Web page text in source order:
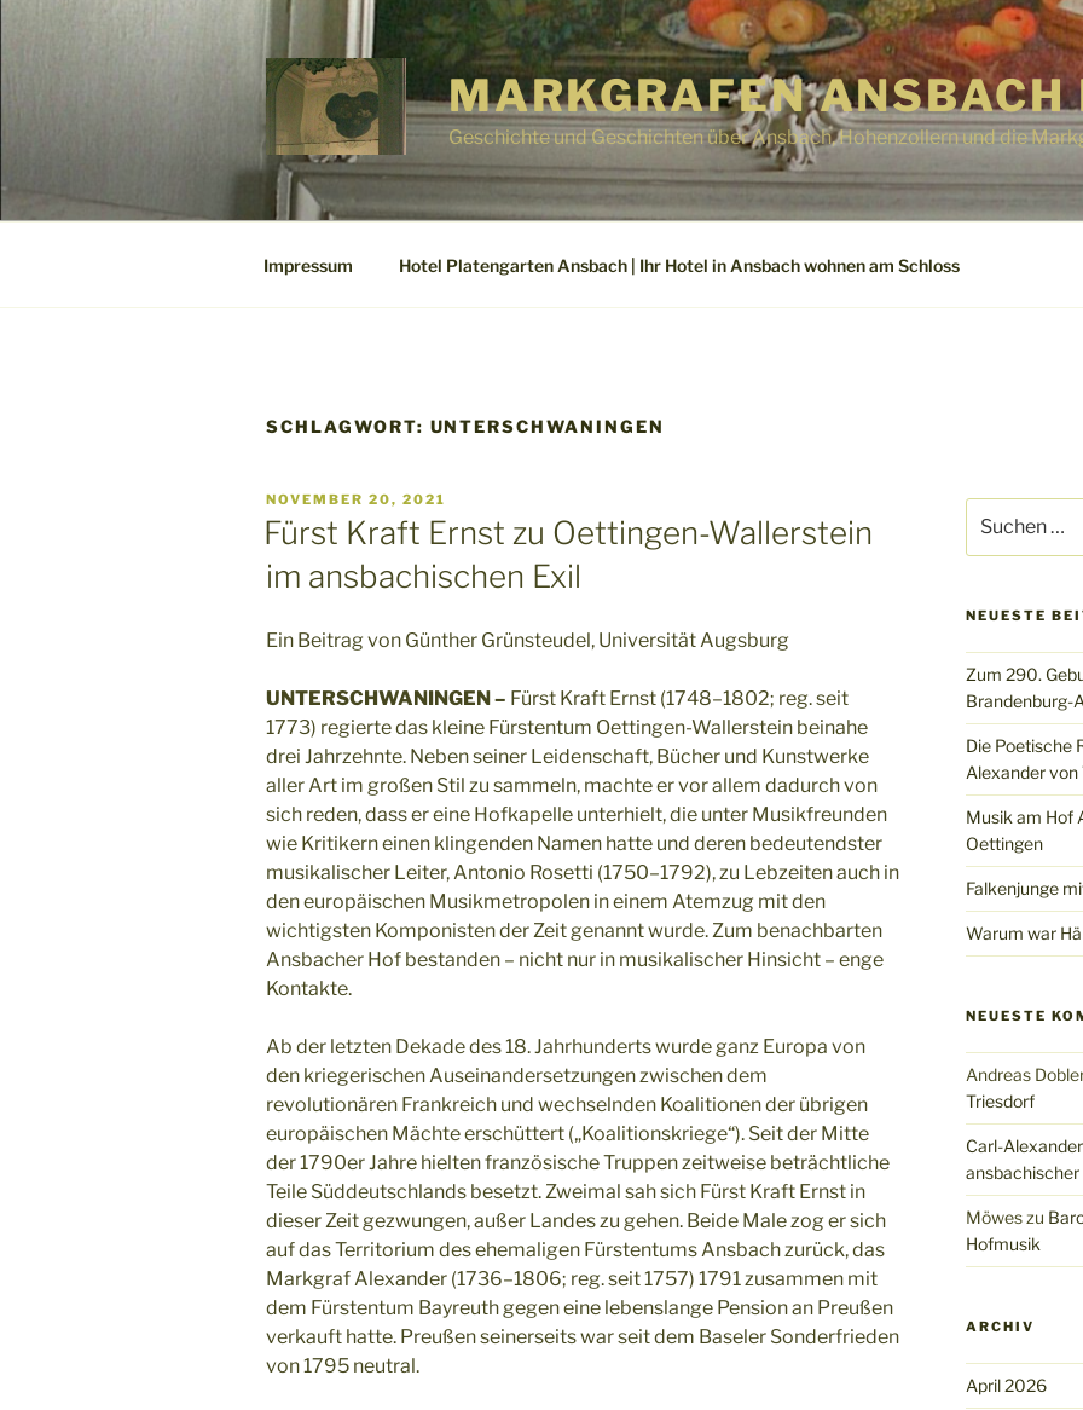
MARKGRAFEN ANSBACH
Geschichte und Geschichten über Ansbach, Hohenzollern und die
Impressum Hotel Platengarten Ansbach | Ihr Hotel in Ansbach wohnen am Schloss
SCHLAGWORT: UNTERSCHWANINGEN
VERÖFFENTLICHT
AM
NOVEMBER 20, 2021
Fürst Kraft Ernst zu Oettingen-Wallerstein
im ansbachischen Exil
Ein Beitrag von Günther Grünsteudel, Universität Augsburg
UNTERSCHWANINGEN – Fürst Kraft Ernst (1748–1802; reg. seit
1773) regierte das kleine Fürstentum Oettingen-Wallerstein beinahe
drei Jahrzehnte. Neben seiner Leidenschaft, Bücher und Kunstwerke
aller Art im großen Stil zu sammeln, machte er vor allem dadurch von
sich reden, dass er eine Hofkapelle unterhielt, die unter Musikfreunden
wie Kritikern einen klingenden Namen hatte und deren bedeutendster
musikalischer Leiter, Antonio Rosetti (1750–1792), zu Lebzeiten auch in
den europäischen Musikmetropolen in einem Atemzug mit den
wichtigsten Komponisten der Zeit genannt wurde. Zum benachbarten
Ansbacher Hof bestanden – nicht nur in musikalischer Hinsicht – enge
Kontakte.
Ab der letzten Dekade des 18. Jahrhunderts wurde ganz Europa von
den kriegerischen Auseinandersetzungen zwischen dem
revolutionären Frankreich und wechselnden Koalitionen der übrigen
europäischen Mächte erschüttert („Koalitionskriege“). Seit der Mitte
der 1790er Jahre hielten französische Truppen zeitweise beträchtliche
Teile Süddeutschlands besetzt. Zweimal sah sich Fürst Kraft Ernst in
dieser Zeit gezwungen, außer Landes zu gehen. Beide Male zog er sich
auf das Territorium des ehemaligen Fürstentums Ansbach zurück, das
Markgraf Alexander (1736–1806; reg. seit 1757) 1791 zusammen mit
dem Fürstentum Bayreuth gegen eine lebenslange Pension an Preußen
verkauft hatte. Preußen seinerseits war seit dem Baseler Sonderfrieden
von 1795 neutral.
nach:
NEUESTE
Zum 290.
Brandenburg-
Die Poetische
Alexander
Musik am Hof
Oettingen
Falkenjunge
Warum war
NEUESTE
Andreas
Triesdorf
Carl-
Möweszu
Hofmusik
ARCHIV
April 2026